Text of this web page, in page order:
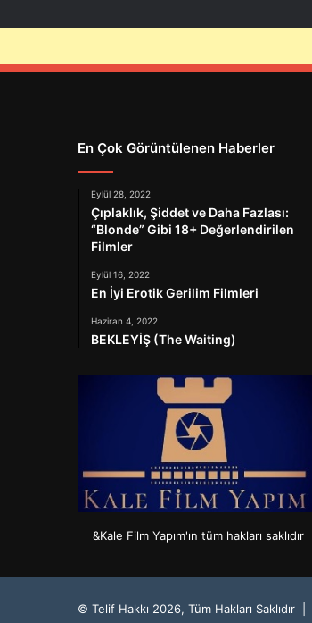
En Çok Görüntülenen Haberler
Eylül 28, 2022
Çıplaklık, Şiddet ve Daha Fazlası:
“Blonde” Gibi 18+ Değerlendirilen
Filmler
Eylül 16, 2022
En İyi Erotik Gerilim Filmleri
Haziran 4, 2022
BEKLEYİŞ (The Waiting)
&Kale Film Yapım'ın tüm hakları saklıdır
© Telif Hakkı 2026, Tüm Hakları Saklıdır |